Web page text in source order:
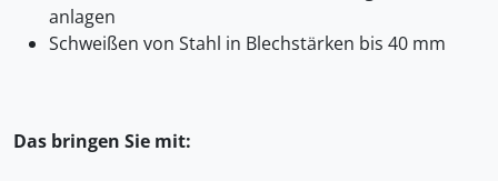
anlagen
Schweißen von Stahl in Blechstärken bis 40 mm
Das bringen Sie mit: